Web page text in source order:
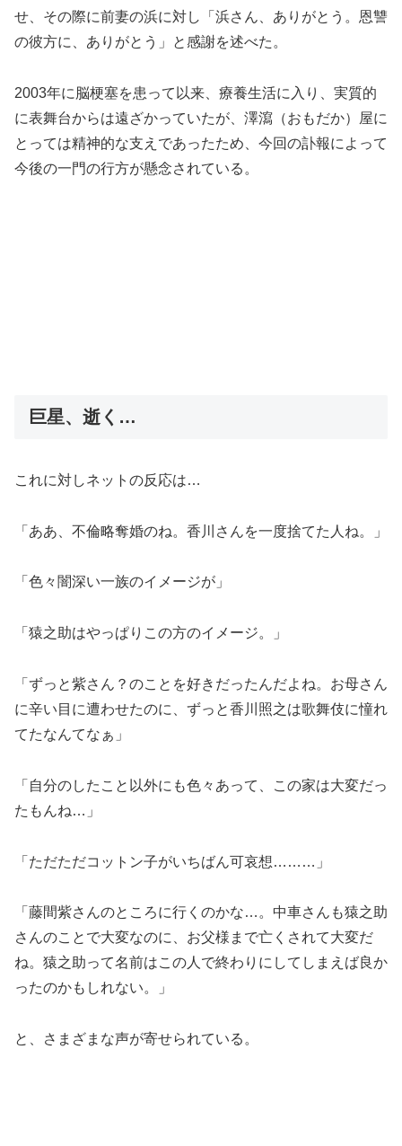
せ、その際に前妻の浜に対し「浜さん、ありがとう。恩讐
の彼方に、ありがとう」と感謝を述べた。
2003年に脳梗塞を患って以来、療養生活に入り、実質的
に表舞台からは遠ざかっていたが、澤瀉（おもだか）屋に
とっては精神的な支えであったため、今回の訃報によって
今後の一門の行方が懸念されている。
巨星、逝く…
これに対しネットの反応は…
「ああ、不倫略奪婚のね。香川さんを一度捨てた人ね。」
「色々闇深い一族のイメージが」
「猿之助はやっぱりこの方のイメージ。」
「ずっと紫さん？のことを好きだったんだよね。お母さん
に辛い目に遭わせたのに、ずっと香川照之は歌舞伎に憧れ
てたなんてなぁ」
「自分のしたこと以外にも色々あって、この家は大変だっ
たもんね…」
「ただただコットン子がいちばん可哀想………」
「藤間紫さんのところに行くのかな…。中車さんも猿之助
さんのことで大変なのに、お父様まで亡くされて大変だ
ね。猿之助って名前はこの人で終わりにしてしまえば良か
ったのかもしれない。」
と、さまざまな声が寄せられている。